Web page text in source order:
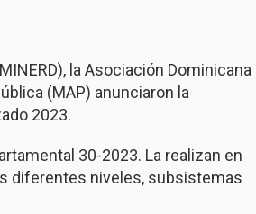
la Asociación Dominicana
(MAP) anunciaron la
2023.
30-2023. La realizan en
diferentes niveles, subsistemas